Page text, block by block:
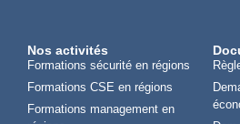
Nos activités
Formations sécurité en régions
Formations CSE en régions
Formations management en